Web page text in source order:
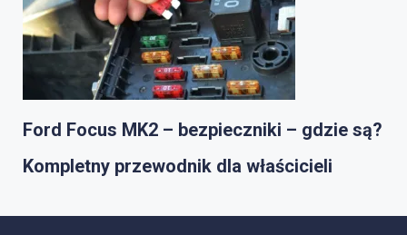
Ford Focus MK2 – bezpieczniki – gdzie są?
Kompletny przewodnik dla właścicieli